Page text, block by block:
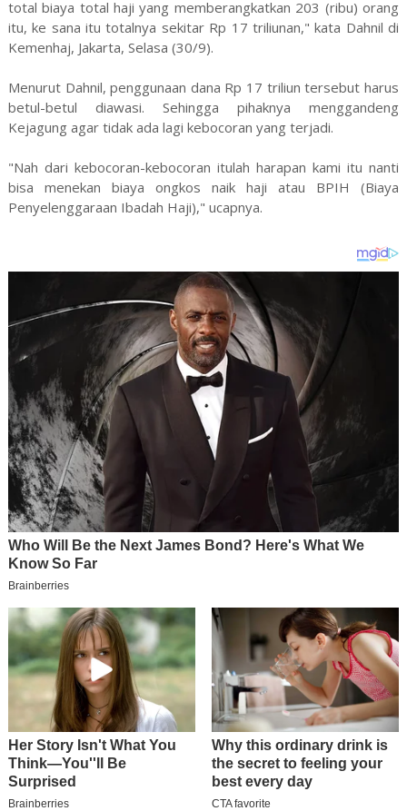
total biaya total haji yang memberangkatkan 203 (ribu) orang
itu, ke sana itu totalnya sekitar Rp 17 triliunan," kata Dahnil di
Kemenhaj, Jakarta, Selasa (30/9).
Menurut Dahnil, penggunaan dana Rp 17 triliun tersebut harus
betul-betul diawasi. Sehingga pihaknya menggandeng
Kejagung agar tidak ada lagi kebocoran yang terjadi.
"Nah dari kebocoran-kebocoran itulah harapan kami itu nanti
bisa menekan biaya ongkos naik haji atau BPIH (Biaya
Penyelenggaraan Ibadah Haji)," ucapnya.